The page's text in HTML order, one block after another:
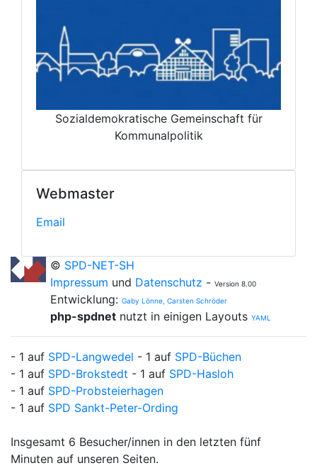
Sozialdemokratische Gemeinschaft für
Kommunalpolitik
Webmaster
Email
© SPD-NET-SH
Impressum und Datenschutz - Version 8.00
Entwicklung: Gaby Lönne, Carsten Schröder
php-spdnet nutzt in einigen Layouts YAML
- 1 auf SPD-Langwedel - 1 auf SPD-Büchen
- 1 auf SPD-Brokstedt - 1 auf SPD-Hasloh
- 1 auf SPD-Probsteierhagen
- 1 auf SPD Sankt-Peter-Ording
Insgesamt 6 Besucher/innen in den letzten fünf
Minuten auf unseren Seiten.